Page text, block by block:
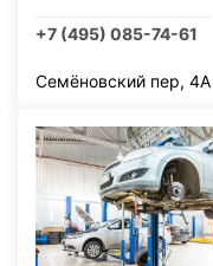
+7 (495) 085-74-61
Семёновский пер, 4А